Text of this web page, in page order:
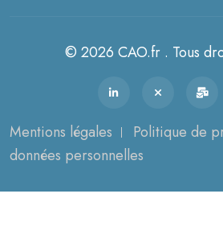
© 2026 CAO.fr . Tous
Mentions légales
Politique de
données personnelles